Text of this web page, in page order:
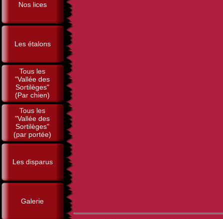
Nos lices
Les étalons
Tous les
"Vallée des
Sortilèges"
(Par chien)
Tous les
"Vallée des
Sortilèges"
(par portée)
Les disparus
Galerie